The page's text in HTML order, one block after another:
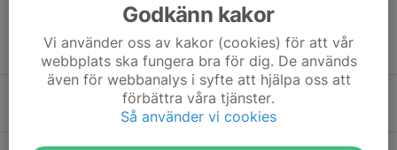
Tidigare nyheter
Ny kanslist
Igår, 21:44 0
Godkänn kakor
Vi använder oss av kakor (cookies) för att vår
webbplats ska fungera bra för dig. De används
även för webbanalys i syfte att hjälpa oss att
förbättra våra tjänster.
Så använder vi cookies